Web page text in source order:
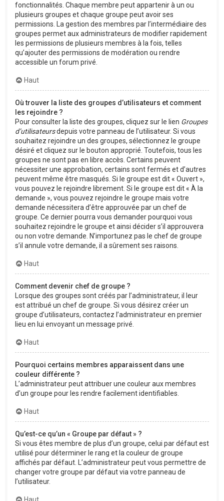
fonctionnalités. Chaque membre peut appartenir à un ou
plusieurs groupes et chaque groupe peut avoir ses
permissions. La gestion des membres par l’intermédiaire des
groupes permet aux administrateurs de modifier rapidement
les permissions de plusieurs membres à la fois, telles
qu’ajouter des permissions de modération ou rendre
accessible un forum privé.
Haut
Où trouver la liste des groupes d’utilisateurs et comment
les rejoindre ?
Pour consulter la liste des groupes, cliquez sur le lien Groupes
d’utilisateursdepuis votre panneau de l’utilisateur. Si vous
souhaitez rejoindre un des groupes, sélectionnez le groupe
désiré et cliquez sur le bouton approprié. Toutefois, tous les
groupes ne sont pas en libre accès. Certains peuvent
nécessiter une approbation, certains sont fermés et d’autres
peuvent même être masqués. Si le groupe est dit « Ouvert »,
vous pouvez le rejoindre librement. Si le groupe est dit « À la
demande », vous pouvez rejoindre le groupe mais votre
demande nécessitera d’être approuvée par un chef de
groupe. Ce dernier pourra vous demander pourquoi vous
souhaitez rejoindre le groupe et ainsi décider s’il approuvera
ou non votre demande. N’importunez pas le chef de groupe
s’il annule votre demande, il a sûrement ses raisons.
Haut
Comment devenir chef de groupe ?
Lorsque des groupes sont créés par l’administrateur, il leur
est attribué un chef de groupe. Si vous désirez créer un
groupe d’utilisateurs, contactez l’administrateur en premier
lieu en lui envoyant un message privé.
Haut
Pourquoi certains membres apparaissent dans une
couleur différente ?
L’administrateur peut attribuer une couleur aux membres
d’un groupe pour les rendre facilement identifiables.
Haut
Qu’est-ce qu’un « Groupe par défaut » ?
Si vous êtes membre de plus d’un groupe, celui par défaut est
utilisé pour déterminer le rang et la couleur de groupe
affichés par défaut. L’administrateur peut vous permettre de
changer votre groupe par défaut via votre panneau de
l’utilisateur.